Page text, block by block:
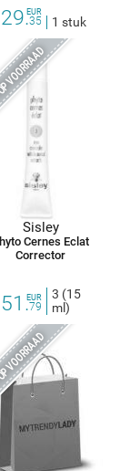
29.35
EUR
1 stuk
Sisley
Cernes Eclat
Corrector
51.79
EUR
3 (15
ml)